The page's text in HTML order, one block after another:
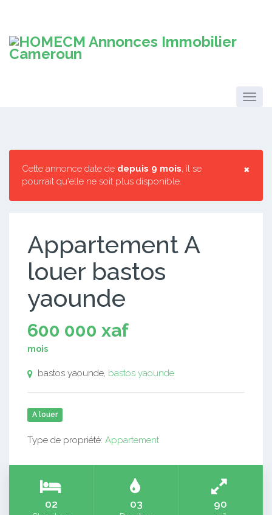
×
Cette annonce date de depuis 9 mois, il se
pourrait qu'elle ne soit plus disponible.
Appartement A
louer bastos
yaounde
600 000 xaf
mois
bastos yaounde, bastos yaounde
A louer
Type de propriété: Appartement
02 03 90